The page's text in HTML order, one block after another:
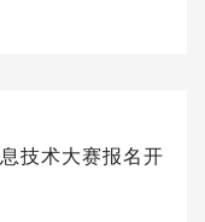
技术大赛报名开